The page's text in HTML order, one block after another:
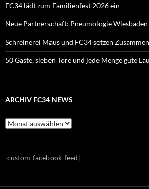
FC34 lädt zum Familienfest 2026 ein
Neue Partnerschaft: Pneumologie
Schreinerei Maus und FC34 setzen
50 Gäste, sieben Tore und jede Menge gute
ARCHIV FC34 NEWS
Archiv
FC34
[custom-facebook-feed]